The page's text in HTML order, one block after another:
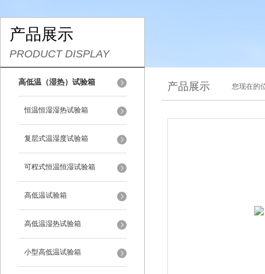
产品展示
PRODUCT DISPLAY
高低温（湿热）试验箱
恒温恒湿湿热试验箱
复层式温湿度试验箱
可程式恒温恒湿试验箱
高低温试验箱
高低温湿热试验箱
小型高低温试验箱
产品展示 您现在的